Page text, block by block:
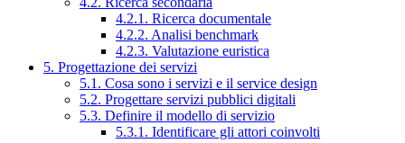
4.2.1. Ricerca documentale
4.2.2. Analisi benchmark
4.2.3. Valutazione euristica
5. Progettazione dei servizi
5.1. Cosa sono i servizi e il service design
5.2. Progettare servizi pubblici digitali
5.3. Definire il modello di servizio
5.3.1. Identificare gli attori coinvolti